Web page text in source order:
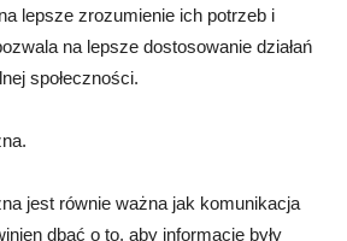
lepsze zrozumienie ich potrzeb i
na lepsze dostosowanie działań
społeczności.
jest równie ważna jak komunikacja
dbać o to, aby informacje były